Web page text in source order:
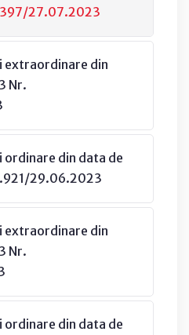
27.07.2023
extraordinare din
Nr.
ordinare din data de
29.06.2023
extraordinare din
Nr.
ordinare din data de